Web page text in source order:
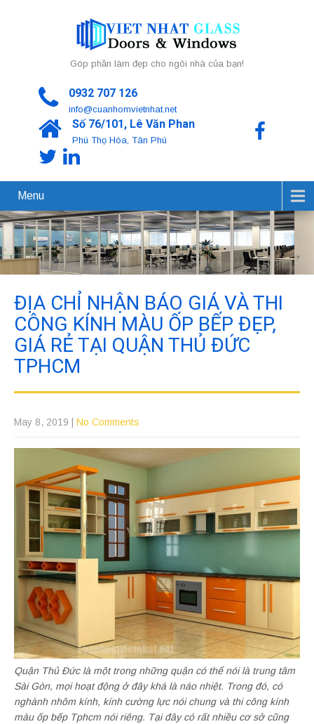
Góp phần làm đẹp cho ngôi nhà của bạn!
0932 707 126
info@cuanhomvietnhat.net
Số 76/101, Lê Văn Phan
Phú Thọ Hòa, Tân Phú
Menu
ĐỊA CHỈ NHẬN BÁO GIÁ VÀ THI
CÔNG KÍNH MÀU ỐP BẾP ĐẸP,
GIÁ RẺ TẠI QUẬN THỦ ĐỨC
TPHCM
May 8, 2019 | No Comments
Quận Thủ Đức là một trong những quận có thể nói là trung tâm
Sài Gòn, mọi hoạt động ở đây khá là náo nhiệt. Trong đó, có
nghành nhôm kính, kính cường lực nói chung và thi công kính
màu ốp bếp Tphcm nói riêng. Tại đây có rất nhiều cơ sở cũng